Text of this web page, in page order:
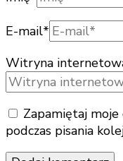
E-mail*
Witryna
Zapamiętaj
podczas pisania